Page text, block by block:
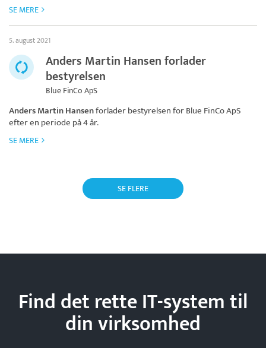
SE MERE
5. august 2021
Anders Martin Hansen forlader
bestyrelsen
Blue FinCo ApS
Anders Martin Hansenforlader bestyrelsen forBlue FinCo ApS
efter en periode på 4 år.
SE MERE
SE FLERE
Find det rette IT-system til
dinvirksomhed